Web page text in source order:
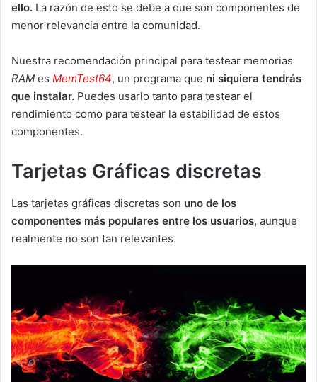
ello. La razón de esto se debe a que son componentes de
menor relevancia entre la comunidad.
Nuestra recomendación principal para testear memorias
RAM es MemTest64, un programa que ni siquiera tendrás
que instalar. Puedes usarlo tanto para testear el
rendimiento como para testear la estabilidad de estos
componentes.
Tarjetas Gráficas discretas
Las tarjetas gráficas discretas son uno de los
componentes más populares entre los usuarios, aunque
realmente no son tan relevantes.